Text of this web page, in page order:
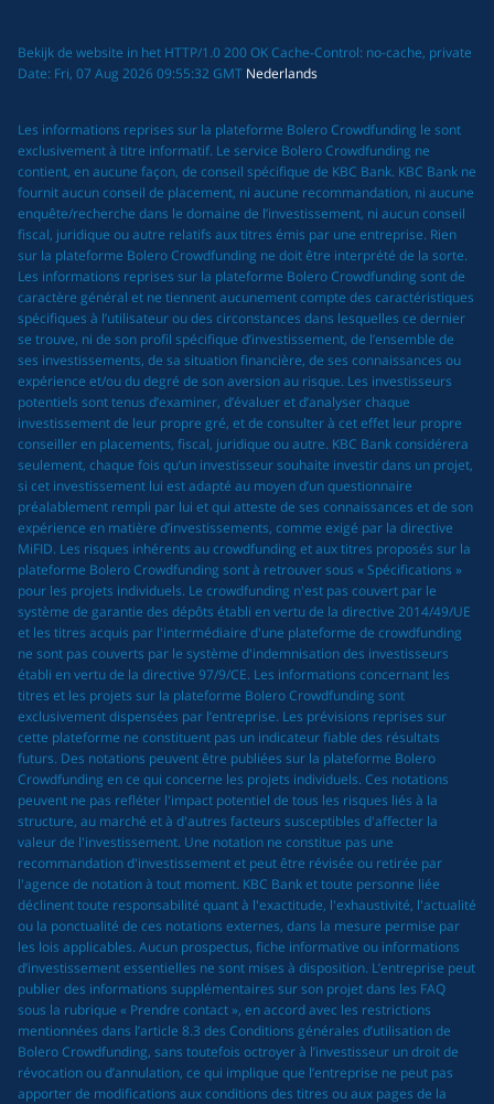
Bekijk de website in het HTTP/1.0 200 OK Cache-Control: no-cache, private
Date: Fri, 07 Aug 2026 09:55:32 GMT Nederlands
Les informations reprises sur la plateforme Bolero Crowdfunding le sont
exclusivement à titre informatif. Le service Bolero Crowdfunding ne
contient, en aucune façon, de conseil spécifique de KBC Bank. KBC Bank ne
fournit aucun conseil de placement, ni aucune recommandation, ni aucune
enquête/recherche dans le domaine de l’investissement, ni aucun conseil
fiscal, juridique ou autre relatifs aux titres émis par une entreprise. Rien
sur la plateforme Bolero Crowdfunding ne doit être interprété de la sorte.
Les informations reprises sur la plateforme Bolero Crowdfunding sont de
caractère général et ne tiennent aucunement compte des caractéristiques
spécifiques à l’utilisateur ou des circonstances dans lesquelles ce dernier
se trouve, ni de son profil spécifique d’investissement, de l’ensemble de
ses investissements, de sa situation financière, de ses connaissances ou
expérience et/ou du degré de son aversion au risque. Les investisseurs
potentiels sont tenus d’examiner, d’évaluer et d’analyser chaque
investissement de leur propre gré, et de consulter à cet effet leur propre
conseiller en placements, fiscal, juridique ou autre. KBC Bank considérera
seulement, chaque fois qu’un investisseur souhaite investir dans un projet,
si cet investissement lui est adapté au moyen d’un questionnaire
préalablement rempli par lui et qui atteste de ses connaissances et de son
expérience en matière d’investissements, comme exigé par la directive
MiFID. Les risques inhérents au crowdfunding et aux titres proposés sur la
plateforme Bolero Crowdfunding sont à retrouver sous « Spécifications »
pour les projets individuels. Le crowdfunding n'est pas couvert par le
système de garantie des dépôts établi en vertu de la directive 2014/49/UE
et les titres acquis par l'intermédiaire d'une plateforme de crowdfunding
ne sont pas couverts par le système d'indemnisation des investisseurs
établi en vertu de la directive 97/9/CE. Les informations concernant les
titres et les projets sur la plateforme Bolero Crowdfunding sont
exclusivement dispensées par l’entreprise. Les prévisions reprises sur
cette plateforme ne constituent pas un indicateur fiable des résultats
futurs. Des notations peuvent être publiées sur la plateforme Bolero
Crowdfunding en ce qui concerne les projets individuels. Ces notations
peuvent ne pas refléter l'impact potentiel de tous les risques liés à la
structure, au marché et à d'autres facteurs susceptibles d'affecter la
valeur de l'investissement. Une notation ne constitue pas une
recommandation d'investissement et peut être révisée ou retirée par
l'agence de notation à tout moment. KBC Bank et toute personne liée
déclinent toute responsabilité quant à l'exactitude, l'exhaustivité, l'actualité
ou la ponctualité de ces notations externes, dans la mesure permise par
les lois applicables. Aucun prospectus, fiche informative ou informations
d’investissement essentielles ne sont mises à disposition. L’entreprise peut
publier des informations supplémentaires sur son projet dans les FAQ
sous la rubrique « Prendre contact », en accord avec les restrictions
mentionnées dans l’article 8.3 des Conditions générales d’utilisation de
Bolero Crowdfunding, sans toutefois octroyer à l’investisseur un droit de
révocation ou d’annulation, ce qui implique que l’entreprise ne peut pas
apporter de modifications aux conditions des titres ou aux pages de la